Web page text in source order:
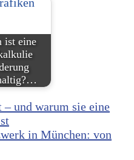
ist eine
– und warum sie eine
in München: von